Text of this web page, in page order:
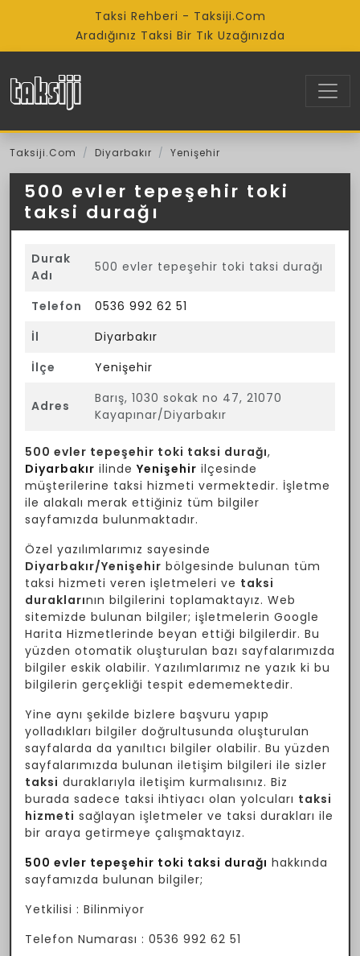
Taksi Rehberi - Taksiji.Com
Aradığınız Taksi Bir Tık Uzağınızda
Taksiji.Com Diyarbakır Yenişehir
500 evler tepeşehir toki
taksi durağı
Durak
Adı
500 evler tepeşehir toki taksi durağı
Telefon
0536 992 62 51
İl
Diyarbakır
İlçe
Yenişehir
Adres
Barış, 1030 sokak no 47, 21070
Kayapınar/Diyarbakır
500 evler tepeşehir toki taksi durağı,
Diyarbakır ilinde Yenişehir ilçesinde
müşterilerine taksi hizmeti vermektedir. İşletme
ile alakalı merak ettiğiniz tüm bilgiler
sayfamızda bulunmaktadır.
Özel yazılımlarımız sayesinde
Diyarbakır/Yenişehir bölgesinde bulunan tüm
taksi hizmeti veren işletmeleri ve taksi
duraklarının bilgilerini toplamaktayız. Web
sitemizde bulunan bilgiler; işletmelerin Google
Harita Hizmetlerinde beyan ettiği bilgilerdir. Bu
yüzden otomatik oluşturulan bazı sayfalarımızda
bilgiler eskik olabilir. Yazılımlarımız ne yazık ki bu
bilgilerin gerçekliği tespit edememektedir.
Yine aynı şekilde bizlere başvuru yapıp
yolladıkları bilgiler doğrultusunda oluşturulan
sayfalarda da yanıltıcı bilgiler olabilir. Bu yüzden
sayfalarımızda bulunan iletişim bilgileri ile sizler
taksi duraklarıyla iletişim kurmalısınız. Biz
burada sadece taksi ihtiyacı olan yolcuları taksi
hizmeti sağlayan işletmeler ve taksi durakları ile
bir araya getirmeye çalışmaktayız.
500 evler tepeşehir toki taksi durağı hakkında
sayfamızda bulunan bilgiler;
Yetkilisi : Bilinmiyor
Telefon Numarası : 0536 992 62 51